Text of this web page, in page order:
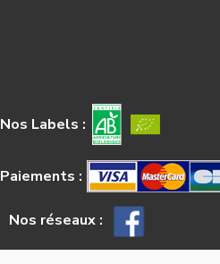
Nos Labels :
Paiements :
Nos réseaux :